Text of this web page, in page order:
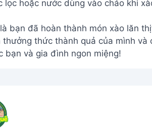
lọc hoặc nước dùng vào chảo khi
bạn đã hoàn thành món xào lăn
thưởng thức thành quả của mình và
bạn và gia đình ngon miệng!